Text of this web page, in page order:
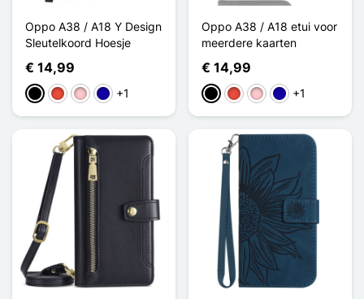
Oppo A38 / A18 Y Design
Sleutelkoord Hoesje
€ 14,99
ZwartRoodRozeDonkerblauw
+1
Oppo A38 / A18 etui voor
meerdere kaarten
€ 14,99
ZwartRoodRozeDonkerblauw
+1